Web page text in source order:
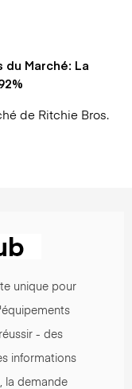
du Marché: La
unique pour
- des
informations
la demande